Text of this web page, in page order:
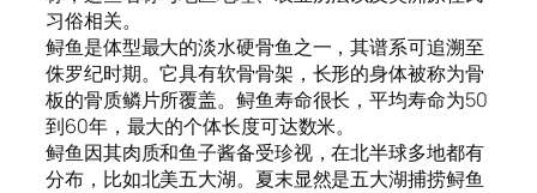
习俗相关。
鲟鱼是体型最大的淡水硬骨鱼之一，其谱系可追溯至
侏罗纪时期。它具有软骨骨架，长形的身体被称为骨
板的骨质鳞片所覆盖。鲟鱼寿命很长，平均寿命为50
到60年，最大的个体长度可达数米。
鲟鱼因其肉质和鱼子酱备受珍视，在北半球多地都有
分布，比如北美五大湖。夏末显然是五大湖捕捞鲟鱼